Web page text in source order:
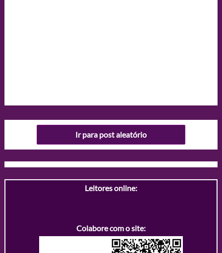
Ir para post aleatório
Leitores online:
Colabore com o site: